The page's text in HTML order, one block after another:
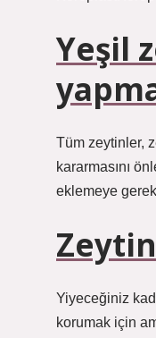
Yeşil
Tüm zeytinler,
kararmasını
eklemeye
Yiyeceğiniz
korumak için